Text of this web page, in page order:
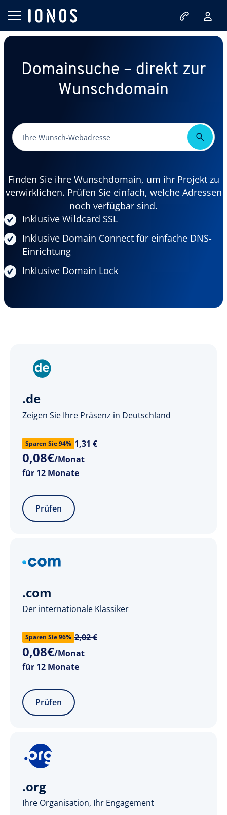
Domainsuche – direkt zur
Wunschdomain
Finden Sie ihre Wunschdomain, um ihr Projekt zu
verwirklichen. Prüfen Sie einfach, welche Adressen
noch verfügbar sind.
Inklusive Wildcard SSL
Inklusive Domain Connect für einfache DNS-
Einrichtung
Inklusive Domain Lock
.de
Zeigen Sie Ihre Präsenz in Deutschland
Sparen Sie 94% 1,31 €
0,08€/Monat
für 12 Monate
Prüfen
.com
Der internationale Klassiker
Sparen Sie 96% 2,02 €
0,08€/Monat
für 12 Monate
Prüfen
.org
Ihre Organisation, Ihr Engagement